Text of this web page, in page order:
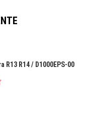
R14 / D1000EPS-00